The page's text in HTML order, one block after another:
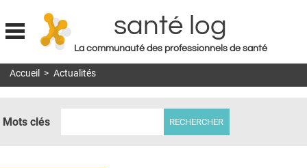
Jump to navigation
santé log
La communauté des professionnels de santé
MON COMPTE
Accueil > Actualités
Mots clés